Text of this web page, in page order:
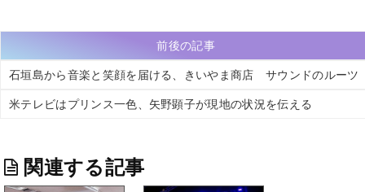
前後の記事
石垣島から音楽と笑顔を届ける、きいやま商店 サウンドのルーツ
米テレビはプリンス一色、矢野顕子が現地の状況を伝える
関連する記事